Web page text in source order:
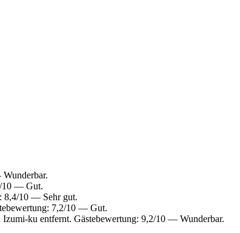
10 — Gut.
8,4/10 — Sehr gut.
7,2/10 — Gut.
ku entfernt. Gästebewertung: 9,2/10 — Wunderbar.